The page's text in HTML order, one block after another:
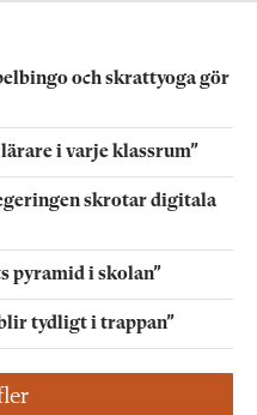
och skrattyoga gör
i varje klassrum”
skrotar digitala
pyramid i skolan”
tydligt i trappan”